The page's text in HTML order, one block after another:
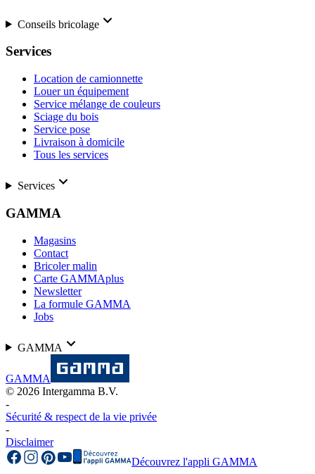
Conseils bricolage
Services
Location de camionnette
Louer un équipement
Service mélange de couleurs
Sciage du bois
Service pose
Livraison à domicile
Tous les services
Services
GAMMA
Magasins
Contact
Bricoler malin
Carte GAMMAplus
Newsletter
La formule GAMMA
Jobs
GAMMA
GAMMA
© 2026 Intergamma B.V.
-
Sécurité & respect de la vie privée
-
Disclaimer
Découvrez l'appli GAMMA